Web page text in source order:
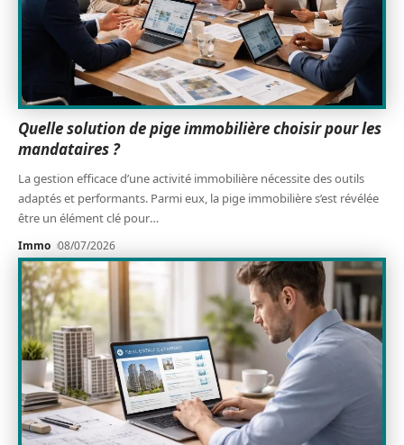
Quelle solution de pige immobilière choisir pour les
mandataires ?
La gestion efficace d’une activité immobilière nécessite des outils
adaptés et performants. Parmi eux, la pige immobilière s’est révélée
être un élément clé pour…
Immo 08/07/2026